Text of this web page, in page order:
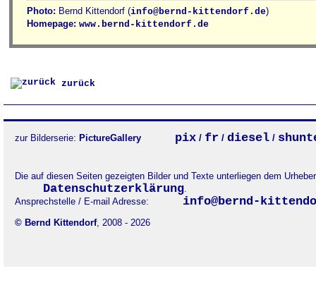
Photo: Bernd Kittendorf (info@bernd-kittendorf.de)
Homepage: www.bernd-kittendorf.de
zurück
zur Bilderserie: PictureGallery pix / fr / diesel /
Die auf diesen Seiten gezeigten Bilder und Texte unterliegen dem
Datenschutzerklärung.
Ansprechstelle / E-mail Adresse:
info@bernd-
© Bernd Kittendorf, 2008 - 2026